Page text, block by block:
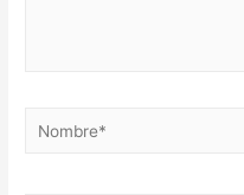
Nombre*